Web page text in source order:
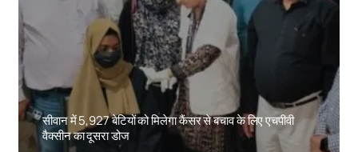
सीवान में 5,927 बेटियों को मिलेगा कैंसर से बचाव के लिए एचपीवी
वैक्सीन का दूसरा डोज